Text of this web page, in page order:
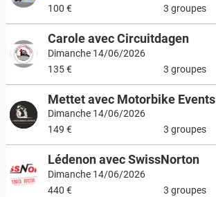
100 €
3 groupes
Carole avec Circuitdagen
Dimanche 14/06/2026
135 €
3 groupes
Mettet avec Motorbike Events
Dimanche 14/06/2026
149 €
3 groupes
Lédenon avec SwissNorton
Dimanche 14/06/2026
440 €
3 groupes